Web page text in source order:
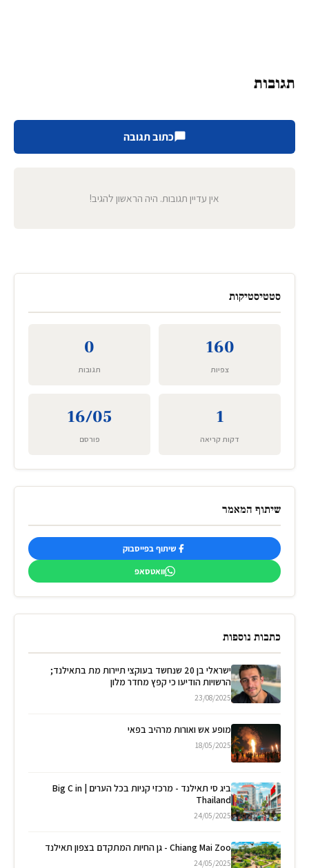
תגובות
כתוב תגובה
אין עדיין תגובות. היה הראשון להגיב!
סטטיסטיקות
160
צפיות
0
תגובות
1
דקות קריאה
16/05
פורסם
שיתוף המאמר
שיתוף בפייסבוק
וואטסאפ
כתבות נוספות
ישראלי בן 20 שנחשד בעוקצי תיירות מת בתאילנד;
הרשויות הודיעו כי קפץ מחדר מלון
23/08/2025
מופע אש ואורות מרהיב בפאי
18/05/2025
ביג סי תאילנד - מרכזי קניות בכל הערים | Big C in
Thailand
24/05/2025
Chiang Mai Zoo - גן החיות המתקדם בצפון תאילנד
24/05/2025